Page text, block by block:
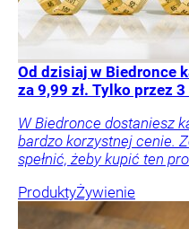
Od dzisiaj w Biedronce
za 9,99 zł. Tylko przez
W Biedronce dostaniesz
bardzo korzystnej cenie.
spełnić, żeby kupić ten
ProduktyŻywienie